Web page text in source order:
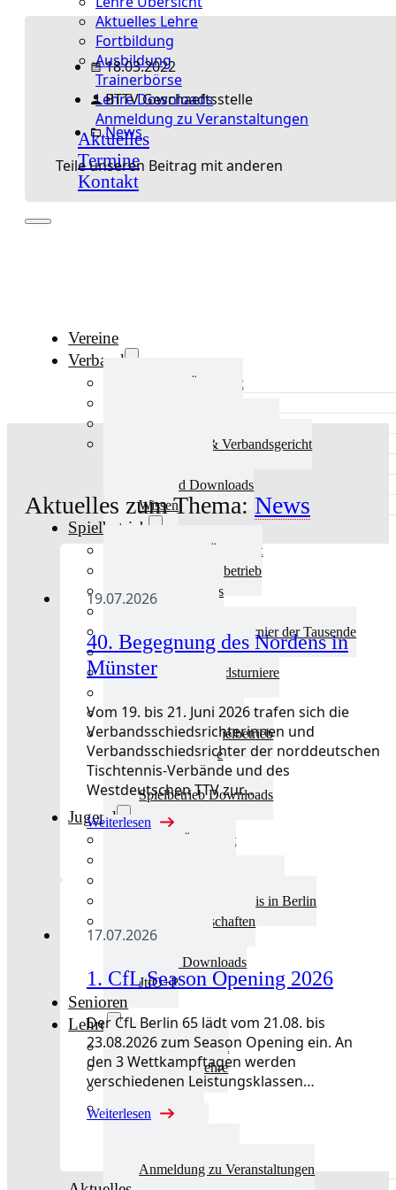
Aktuelles Lehre
Fortbildung
Ausbildung
Trainerbörse
Lehre Downloads
Anmeldung zu Veranstaltungen
Aktuelles
Termine
Kontakt
Vereine
Verband
Verband Übersicht
Ausschüsse & Verbandsgericht
Verband Downloads
Wissen
Spielbetrieb
Spielbetrieb Übersicht
Aktuelles Spielbetrieb
BEM & Qualis
TTT – Tischtennisturnier der Tausende
mini-Meisterschaften
Weitere Verbandsturniere
Turnierausrichtung
Mannschaftsspielbetrieb
Vereinsturniere
Schiedsrichter
Spielbetrieb Downloads
Jugend
Jugend Übersicht
Schulsport Tischtennis in Berlin
mini-Meisterschaften
Kinderschutz
Jugend Downloads
JtfO+P
Senioren
Lehre
Lehre Übersicht
Aktuelles Lehre
Fortbildung
Ausbildung
Anmeldung zu Veranstaltungen
18.03.2022
BTTV Geschaeftsstelle
News
Teile unseren Beitrag mit anderen
Aktuelles zum Thema: News
19.07.2026
40. Begegnung des Nordens in
Münster
Vom 19. bis 21. Juni 2026 trafen sich die
Verbandsschiedsrichterinnen und
Verbandsschiedsrichter der norddeutschen
Tischtennis-Verbände und des
Westdeutschen TTV zur…
Weiterlesen
17.07.2026
1. CfL Season Opening 2026
Der CfL Berlin 65 lädt vom 21.08. bis
23.08.2026 zum Season Opening ein. An
den 3 Wettkampftagen werden
verschiedenen Leistungsklassen…
Weiterlesen